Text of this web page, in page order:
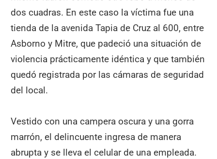
dos cuadras. En este caso la víctima fue una
tienda de la avenida Tapia de Cruz al 600, entre
Asborno y Mitre, que padeció una situación de
violencia prácticamente idéntica y que también
quedó registrada por las cámaras de seguridad
del local.
Vestido con una campera oscura y una gorra
marrón, el delincuente ingresa de manera
abrupta y se lleva el celular de una empleada.